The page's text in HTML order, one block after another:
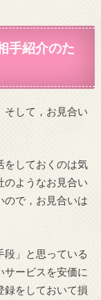
手紹介のた
そして，お見合い
をしておくのは気
のようなお見合い
ので，お見合いは
段」と思っている
ービスを安価に
録をしておいて損